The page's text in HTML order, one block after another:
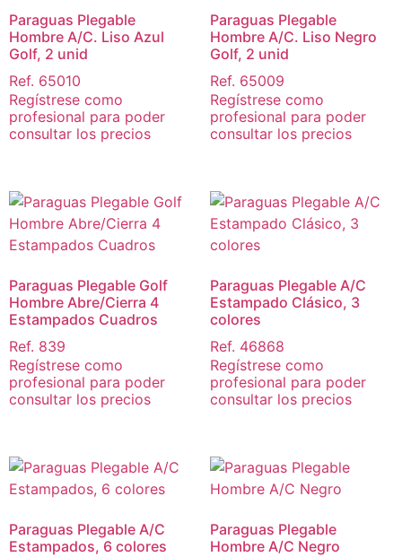
Paraguas Plegable
Hombre A/C. Liso Azul
Golf, 2 unid
Ref. 65010
Regístrese como
profesional para poder
consultar los precios
Paraguas Plegable
Hombre A/C. Liso Negro
Golf, 2 unid
Ref. 65009
Regístrese como
profesional para poder
consultar los precios
Paraguas Plegable Golf
Hombre Abre/Cierra 4
Estampados Cuadros
Ref. 839
Regístrese como
profesional para poder
consultar los precios
Paraguas Plegable A/C
Estampado Clásico, 3
colores
Ref. 46868
Regístrese como
profesional para poder
consultar los precios
Paraguas Plegable A/C
Estampados, 6 colores
Paraguas Plegable
Hombre A/C Negro